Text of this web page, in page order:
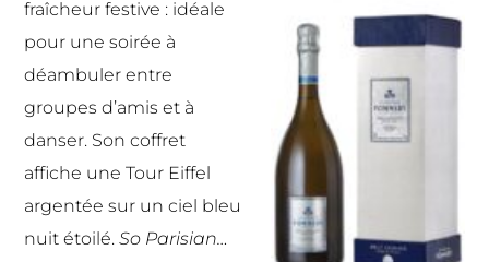
fraîcheur festive : idéale
pour une soirée à
déambuler entre
groupes d’amis et à
danser. Son coffret
affiche une Tour Eiffel
argentée sur un ciel bleu
nuit étoilé.So Parisian…